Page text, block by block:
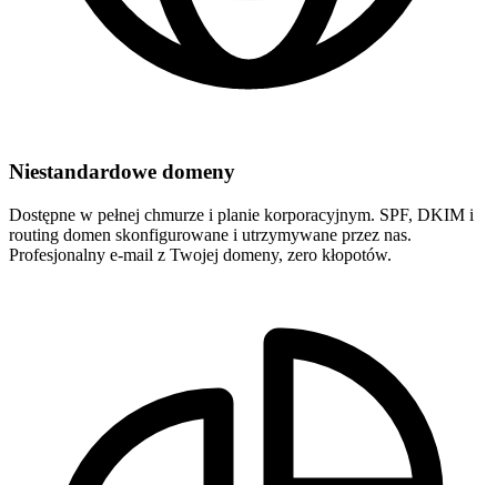
Niestandardowe domeny
Dostępne w pełnej chmurze i planie korporacyjnym. SPF, DKIM i
routing domen skonfigurowane i utrzymywane przez nas.
Profesjonalny e-mail z Twojej domeny, zero kłopotów.